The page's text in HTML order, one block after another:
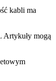
kabli ma
Artykuły mogą